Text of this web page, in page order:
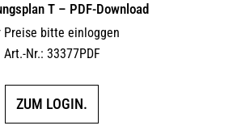
T – PDF-Download
Preise bitte einloggen
Art.-Nr.: 33377PDF
ZUM LOGIN.